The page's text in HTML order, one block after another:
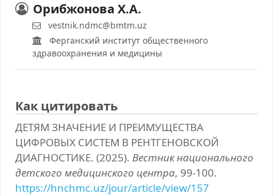
Орибжонова Х.А.
vestnik.ndmc@bmtm.uz
Ферганский институт общественного
здравоохранения и медицины
Как цитировать
ДЕТЯМ ЗНАЧЕНИЕ И ПРЕИМУЩЕСТВА
ЦИФРОВЫХ СИСТЕМ В РЕНТГЕНОВСКОЙ
ДИАГНОСТИКЕ. (2025). Вестник национального
детского медицинского центра, 99-100.
https://hnchmc.uz/jour/article/view/157